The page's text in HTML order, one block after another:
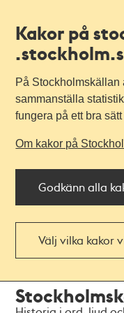
Kakor på
På Stockholmskällan
sammanställa
fungera på ett bra sätt
Om kakor på
Godkänn alla
Välj vilka kakor
navigationen
huvudinnehållet